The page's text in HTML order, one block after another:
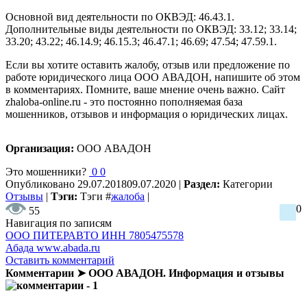
Основной вид деятельности по ОКВЭД: 46.43.1.
Дополнительные виды деятельности по ОКВЭД: 33.12; 33.14;
33.20; 43.22; 46.14.9; 46.15.3; 46.47.1; 46.69; 47.54; 47.59.1.
Если вы хотите оставить жалобу, отзыв или предложение по
работе юридического лица ООО АВАДОН, напишите об этом
в комментариях. Помните, ваше мнение очень важно. Сайт
zhaloba-online.ru - это постоянно пополняемая база
мошенников, отзывов и информация о юридических лицах.
Организация: ООО АВАДОН
Это мошенники? 0 0
Опубликовано 29.07.201809.07.2020 | Раздел: Категории
Отзывы | Тэги: Тэги #жалоба |
55
0
Навигация по записям
ООО ПИТЕРАВТО ИНН 7805475578
Абада www.abada.ru
Оставить комментарий
Комментарии ➤ ООО АВАДОН. Информация и отзывы
- 1